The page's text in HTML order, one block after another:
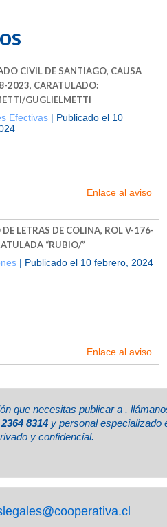
CIVIL DE SANTIAGO, CAUSA
2023, CARATULADO:
GUGLIELMETTI
Efectivas | Publicado el 10
Enlace al aviso
LETRAS DE COLINA, ROL V-176-
“RUBIO/”
| Publicado el 10 febrero, 2024
Enlace al aviso
que necesitas publicar a ,
8314 y personal especializado
y confidencial.